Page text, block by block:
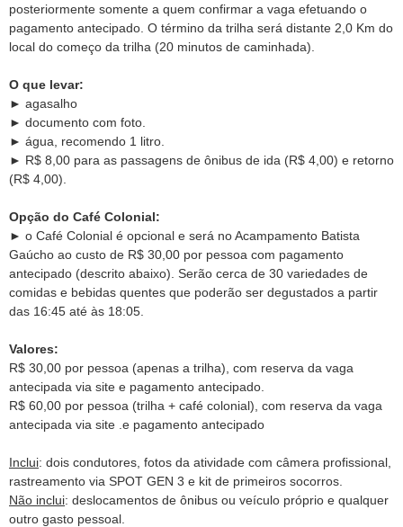
posteriormente somente a quem confirmar a vaga efetuando o
pagamento antecipado. O término da trilha será distante 2,0 Km do
local do começo da trilha (20 minutos de caminhada).
O que levar:
► agasalho
► documento com foto.
► água, recomendo 1 litro.
► R$ 8,00 para as passagens de ônibus de ida (R$ 4,00) e retorno
(R$ 4,00).
Opção do Café Colonial:
► o Café Colonial é opcional e será no Acampamento Batista
Gaúcho ao custo de R$ 30,00 por pessoa com pagamento
antecipado (descrito abaixo). Serão cerca de 30 variedades de
comidas e bebidas quentes que poderão ser degustados a partir
das 16:45 até às 18:05.
Valores:
R$ 30,00 por pessoa (apenas a trilha), com reserva da vaga
antecipada via site e pagamento antecipado.
R$ 60,00 por pessoa (trilha + café colonial), com reserva da vaga
antecipada via site .e pagamento antecipado
Inclui: dois condutores, fotos da atividade com câmera profissional,
rastreamento via SPOT GEN 3 e kit de primeiros socorros.
Não inclui: deslocamentos de ônibus ou veículo próprio e qualquer
outro gasto pessoal.